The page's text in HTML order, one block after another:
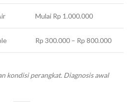
Mulai Rp 1.000.000
Rp 300.000 – Rp 800.000
kondisi perangkat. Diagnosis awal